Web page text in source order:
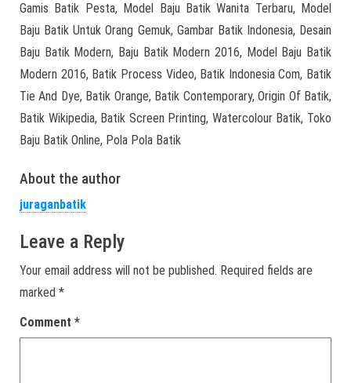
Gamis Batik Pesta, Model Baju Batik Wanita Terbaru, Model
Baju Batik Untuk Orang Gemuk, Gambar Batik Indonesia, Desain
Baju Batik Modern, Baju Batik Modern 2016, Model Baju Batik
Modern 2016, Batik Process Video, Batik Indonesia Com, Batik
Tie And Dye, Batik Orange, Batik Contemporary, Origin Of Batik,
Batik Wikipedia, Batik Screen Printing, Watercolour Batik, Toko
Baju Batik Online, Pola Pola Batik
About the author
juraganbatik
Leave a Reply
Your email address will not be published. Required fields are
marked *
Comment *